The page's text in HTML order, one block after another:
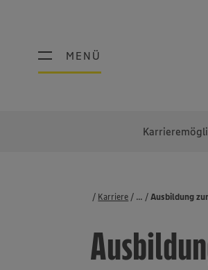
MENÜ
MENÜ
Schülerpraktikum
Faires Gehalt
Diversität
Karriere Stellenbörse
Ausbildung
...